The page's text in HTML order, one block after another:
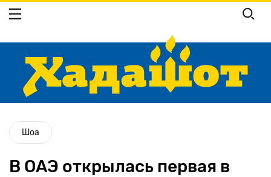
Перейти
основному
Шоа
В ОАЭ открылась первая в